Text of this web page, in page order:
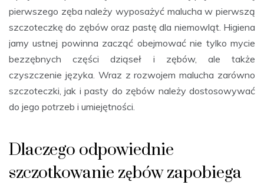
pierwszego zęba należy wyposażyć malucha w pierwszą
szczoteczkę do zębów oraz pastę dla niemowląt. Higiena
jamy ustnej powinna zacząć obejmować nie tylko mycie
bezzębnych części dziąseł i zębów, ale także
czyszczenie języka. Wraz z rozwojem malucha zarówno
szczoteczki, jak i pasty do zębów należy dostosowywać
do jego potrzeb i umiejętności.
Dlaczego odpowiednie
szczotkowanie zębów zapobiega